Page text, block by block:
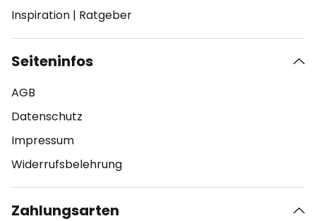
Inspiration | Ratgeber
Seiteninfos
AGB
Datenschutz
Impressum
Widerrufsbelehrung
Zahlungsarten